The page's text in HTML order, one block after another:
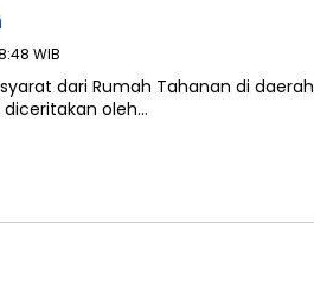
WIB
dari Rumah Tahanan di daerah
diceritakan oleh…